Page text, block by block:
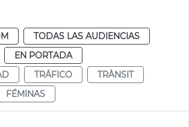
TODAS LAS AUDIENCIAS
EN PORTADA
TRÁFICO
TRÀNSIT
FÉMINAS